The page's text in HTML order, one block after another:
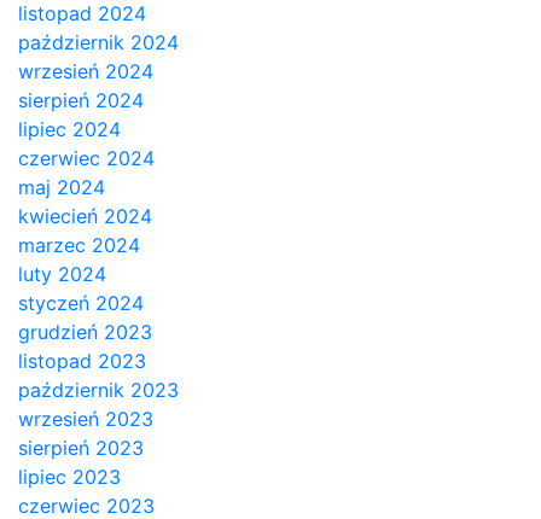
listopad 2024
październik 2024
wrzesień 2024
sierpień 2024
lipiec 2024
czerwiec 2024
maj 2024
kwiecień 2024
marzec 2024
luty 2024
styczeń 2024
grudzień 2023
listopad 2023
październik 2023
wrzesień 2023
sierpień 2023
lipiec 2023
czerwiec 2023